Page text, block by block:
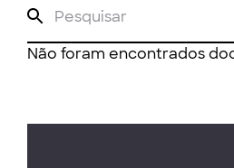
Não foram encontrados